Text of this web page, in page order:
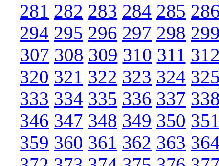
281 282 283 284 285
294 295 296 297 298
307 308 309 310 311
320 321 322 323 324
333 334 335 336 337
346 347 348 349 350
359 360 361 362 363